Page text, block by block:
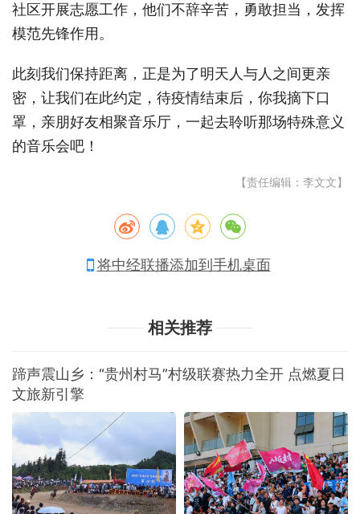
社区开展志愿工作，他们不辞辛苦，勇敢担当，发挥
模范先锋作用。
此刻我们保持距离，正是为了明天人与人之间更亲
密，让我们在此约定，待疫情结束后，你我摘下口
罩，亲朋好友相聚音乐厅，一起去聆听那场特殊意义
的音乐会吧！
【责任编辑：李文文】
将中经联播添加到手机桌面
相关推荐
蹄声震山乡：“贵州村马”村级联赛热力全开 点燃夏日
文旅新引擎